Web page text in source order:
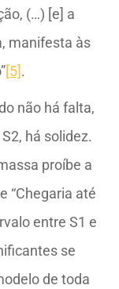
(…) [e] a
manifesta às
[5].
não há falta,
há solidez.
proíbe a
“Chegaria até
entre S1 e
se
de toda